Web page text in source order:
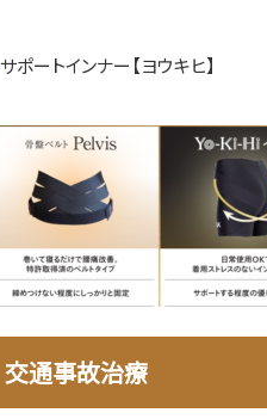
サポートインナー【ヨウキヒ】
交通事故治療